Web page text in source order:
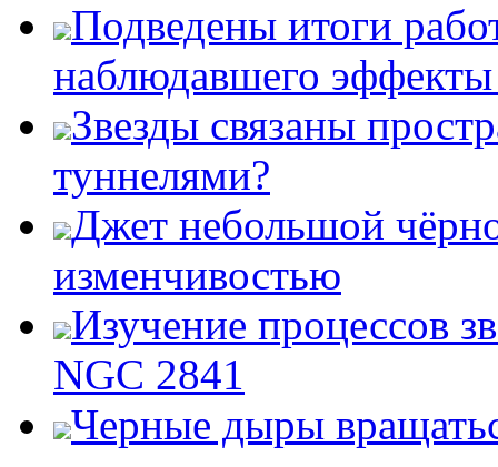
Подведены итоги
наблюдавшего
Звезды связаны
туннелями?
Джет небольшой
изменчивостью
Изучение процессов
NGC 2841
Черные дыры